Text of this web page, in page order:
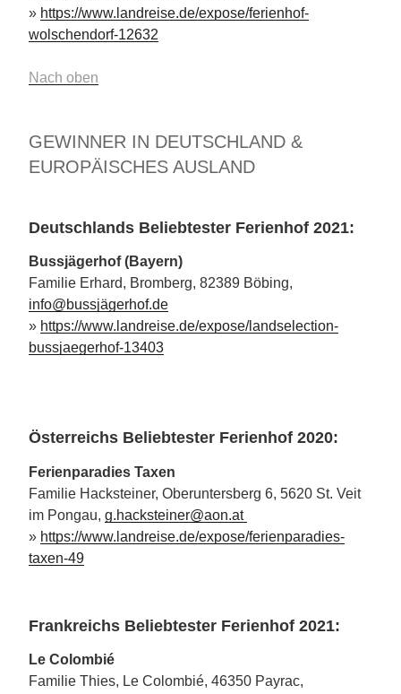
» https://www.landreise.de/expose/ferienhof-
wolschendorf-12632
Nach oben
GEWINNER IN DEUTSCHLAND &
EUROPÄISCHES AUSLAND
Deutschlands Beliebtester Ferienhof 2021:
Bussjägerhof (Bayern)
Familie Erhard, Bromberg, 82389 Böbing,
info@bussjägerhof.de
» https://www.landreise.de/expose/landselection-
bussjaegerhof-13403
Österreichs Beliebtester Ferienhof 2020:
Ferienparadies Taxen
Familie Hacksteiner, Oberuntersberg 6, 5620 St. Veit
im Pongau, g.hacksteiner@aon.at
» https://www.landreise.de/expose/ferienparadies-
taxen-49
Frankreichs Beliebtester Ferienhof 2021:
Le Colombié
Familie Thies, Le Colombié, 46350 Payrac,